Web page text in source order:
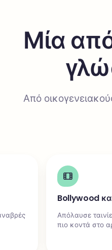
Μία
Από
Bollywood
Απόλαυσε
πιο κοντά στο